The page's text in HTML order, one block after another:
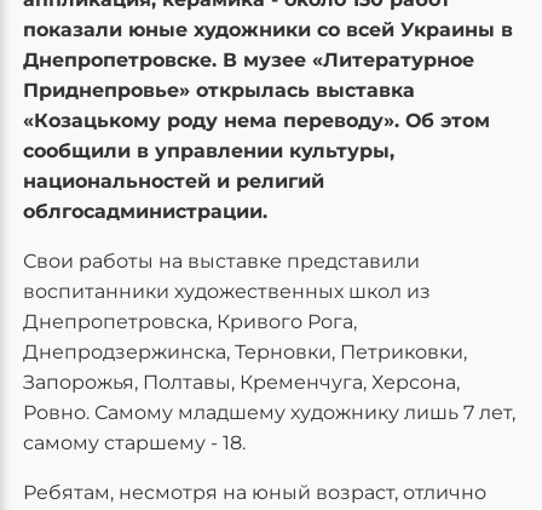
показали юные художники со всей Украины в
Днепропетровске. В музее «Литературное
Приднепровье» открылась выставка
«Козацькому роду нема переводу». Об этом
сообщили в управлении культуры,
национальностей и религий
облгосадминистрации.
Свои работы на выставке представили
воспитанники художественных школ из
Днепропетровска, Кривого Рога,
Днепродзержинска, Терновки, Петриковки,
Запорожья, Полтавы, Кременчуга, Херсона,
Ровно. Самому младшему художнику лишь 7 лет,
самому старшему - 18.
Ребятам, несмотря на юный возраст, отлично